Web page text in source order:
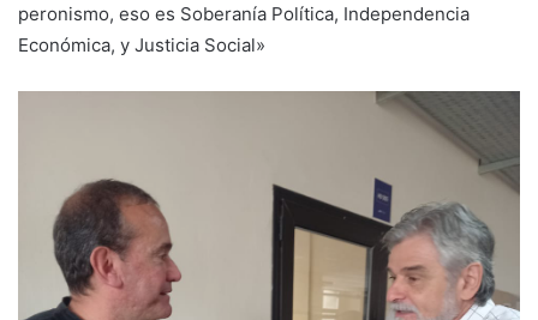
peronismo, eso es Soberanía Política, Independencia
Económica, y Justicia Social»